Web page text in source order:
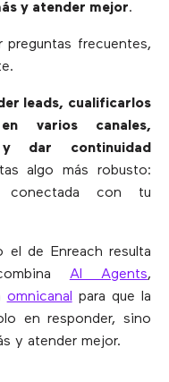
y atender mejor.
frecuentes,
leads, cualificarlos
varios canales,
y dar continuidad
algo más robusto:
conectada con tu
de Enreach resulta
AI Agents,
omnicanal
para que la
en responder, sino
y atender mejor.